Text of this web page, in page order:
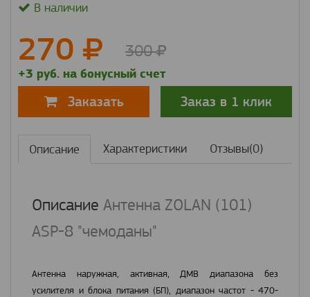
В наличии
270 300
+3 руб. на бонусный счет
Заказать Заказ в 1 клик
Описание Характеристики Отзывы(0)
Описание Антенна ZOLAN (101)
ASP-8 "чемоданы"
Антенна наружная, активная, ДМВ диапазона без
усилителя и блока питания (БП), диапазон частот - 470-